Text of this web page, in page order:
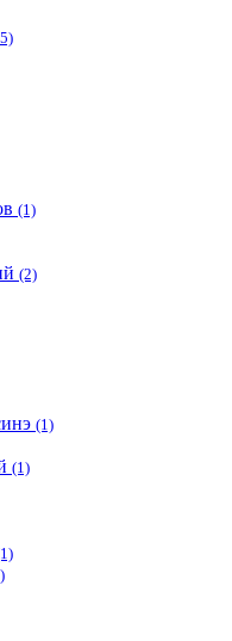
(1)
(2)
(1)
(1)